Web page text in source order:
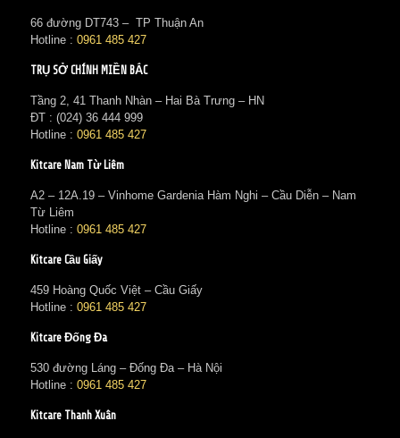
66 đường DT743 – TP Thuận An
Hotline : 0961 485 427
TRỤ SỞ CHÍNH MIỀN BẮC
Tầng 2, 41 Thanh Nhàn – Hai Bà Trưng – HN
ĐT : (024) 36 444 999
Hotline : 0961 485 427
Kitcare Nam Từ Liêm
A2 – 12A.19 – Vinhome Gardenia Hàm Nghi – Cầu Diễn – Nam
Từ Liêm
Hotline : 0961 485 427
Kitcare Cầu Giấy
459 Hoàng Quốc Việt – Cầu Giấy
Hotline : 0961 485 427
Kitcare Đống Đa
530 đường Láng – Đống Đa – Hà Nội
Hotline : 0961 485 427
Kitcare Thanh Xuân